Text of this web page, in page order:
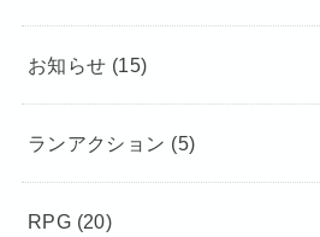
お知らせ (15)
ランアクション (5)
RPG (20)